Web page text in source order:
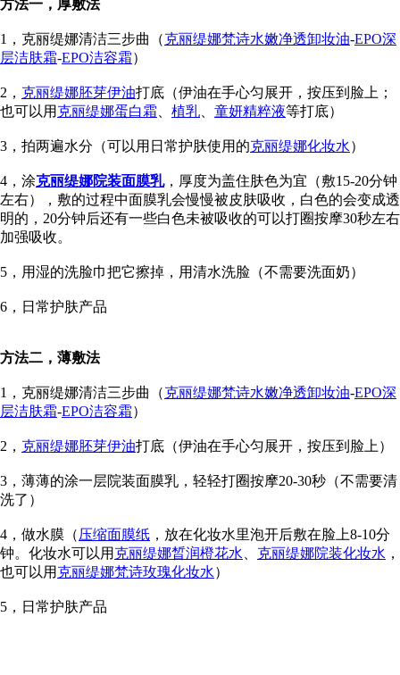
方法一，厚敷法
1，克丽缇娜清洁三步曲（克丽缇娜梵诗水嫩净透卸妆油-EPO深
层洁肤霜-EPO洁容霜）
2， 克丽缇娜胚芽伊油打底（伊油在手心匀展开，按压到脸上；
也可以用 克丽缇娜蛋白霜、 植乳、 童妍精粹液等打底）
3，拍两遍水分（可以用日常护肤使用的克丽缇娜化妆水）
4，涂克丽缇娜院装面膜乳，厚度为盖住肤色为宜（敷15-20分钟
左右），敷的过程中面膜乳会慢慢被皮肤吸收，白色的会变成透
明的，20分钟后还有一些白色未被吸收的可以打圈按摩30秒左右
加强吸收。
5，用湿的洗脸巾把它擦掉，用清水洗脸（不需要洗面奶）
6，日常护肤产品
方法二，薄敷法
1，克丽缇娜清洁三步曲（克丽缇娜梵诗水嫩净透卸妆油-EPO深
层洁肤霜-EPO洁容霜）
2， 克丽缇娜胚芽伊油打底（伊油在手心匀展开，按压到脸上）
3，薄薄的涂一层院装面膜乳，轻轻打圈按摩20-30秒（不需要清
洗了）
4，做水膜（压缩面膜纸 ，放在化妆水里泡开后敷在脸上8-10分
钟。化妆水可以用 克丽缇娜晳润橙花水、 克丽缇娜院装化妆水 ，
也可以用 克丽缇娜梵诗玫瑰化妆水）
5，日常护肤产品